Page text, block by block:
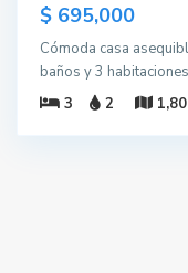
$ 695,000
Cómoda casa
baños y 3
3
2